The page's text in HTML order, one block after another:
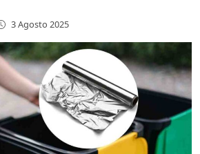
3 Agosto 2025